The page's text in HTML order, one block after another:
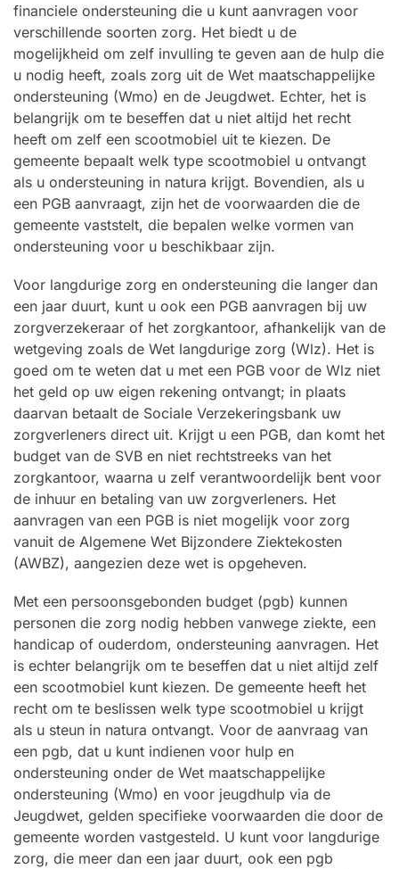
financiele ondersteuning die u kunt aanvragen voor
verschillende soorten zorg. Het biedt u de
mogelijkheid om zelf invulling te geven aan de hulp die
u nodig heeft, zoals zorg uit de Wet maatschappelijke
ondersteuning (Wmo) en de Jeugdwet. Echter, het is
belangrijk om te beseffen dat u niet altijd het recht
heeft om zelf een scootmobiel uit te kiezen. De
gemeente bepaalt welk type scootmobiel u ontvangt
als u ondersteuning in natura krijgt. Bovendien, als u
een PGB aanvraagt, zijn het de voorwaarden die de
gemeente vaststelt, die bepalen welke vormen van
ondersteuning voor u beschikbaar zijn.
Voor langdurige zorg en ondersteuning die langer dan
een jaar duurt, kunt u ook een PGB aanvragen bij uw
zorgverzekeraar of het zorgkantoor, afhankelijk van de
wetgeving zoals de Wet langdurige zorg (Wlz). Het is
goed om te weten dat u met een PGB voor de Wlz niet
het geld op uw eigen rekening ontvangt; in plaats
daarvan betaalt de Sociale Verzekeringsbank uw
zorgverleners direct uit. Krijgt u een PGB, dan komt het
budget van de SVB en niet rechtstreeks van het
zorgkantoor, waarna u zelf verantwoordelijk bent voor
de inhuur en betaling van uw zorgverleners. Het
aanvragen van een PGB is niet mogelijk voor zorg
vanuit de Algemene Wet Bijzondere Ziektekosten
(AWBZ), aangezien deze wet is opgeheven.
Met een persoonsgebonden budget (pgb) kunnen
personen die zorg nodig hebben vanwege ziekte, een
handicap of ouderdom, ondersteuning aanvragen. Het
is echter belangrijk om te beseffen dat u niet altijd zelf
een scootmobiel kunt kiezen. De gemeente heeft het
recht om te beslissen welk type scootmobiel u krijgt
als u steun in natura ontvangt. Voor de aanvraag van
een pgb, dat u kunt indienen voor hulp en
ondersteuning onder de Wet maatschappelijke
ondersteuning (Wmo) en voor jeugdhulp via de
Jeugdwet, gelden specifieke voorwaarden die door de
gemeente worden vastgesteld. U kunt voor langdurige
zorg, die meer dan een jaar duurt, ook een pgb